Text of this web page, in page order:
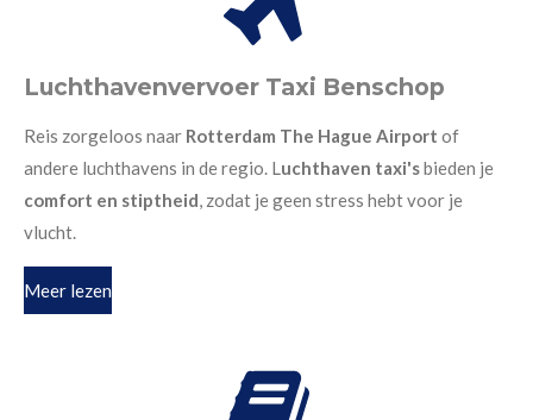
Luchthavenvervoer Taxi Benschop
Reis zorgeloos naar Rotterdam The Hague Airport of
andere luchthavens in de regio. Luchthaven taxi'sbieden je
comfort en stiptheid, zodat je geen stress hebt voor je
vlucht.
Meer lezen